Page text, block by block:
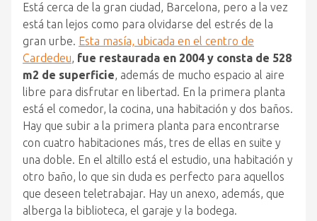
Está cerca de la gran ciudad, Barcelona, pero a la vez
está tan lejos como para olvidarse del estrés de la
gran urbe. Esta masía, ubicada en el centro de
Cardedeu, fue restaurada en 2004 y consta de 528
m2 de superficie, además de mucho espacio al aire
libre para disfrutar en libertad. En la primera planta
está el comedor, la cocina, una habitación y dos baños.
Hay que subir a la primera planta para encontrarse
con cuatro habitaciones más, tres de ellas en suite y
una doble. En el altillo está el estudio, una habitación y
otro baño, lo que sin duda es perfecto para aquellos
que deseen teletrabajar. Hay un anexo, además, que
alberga la biblioteca, el garaje y la bodega.